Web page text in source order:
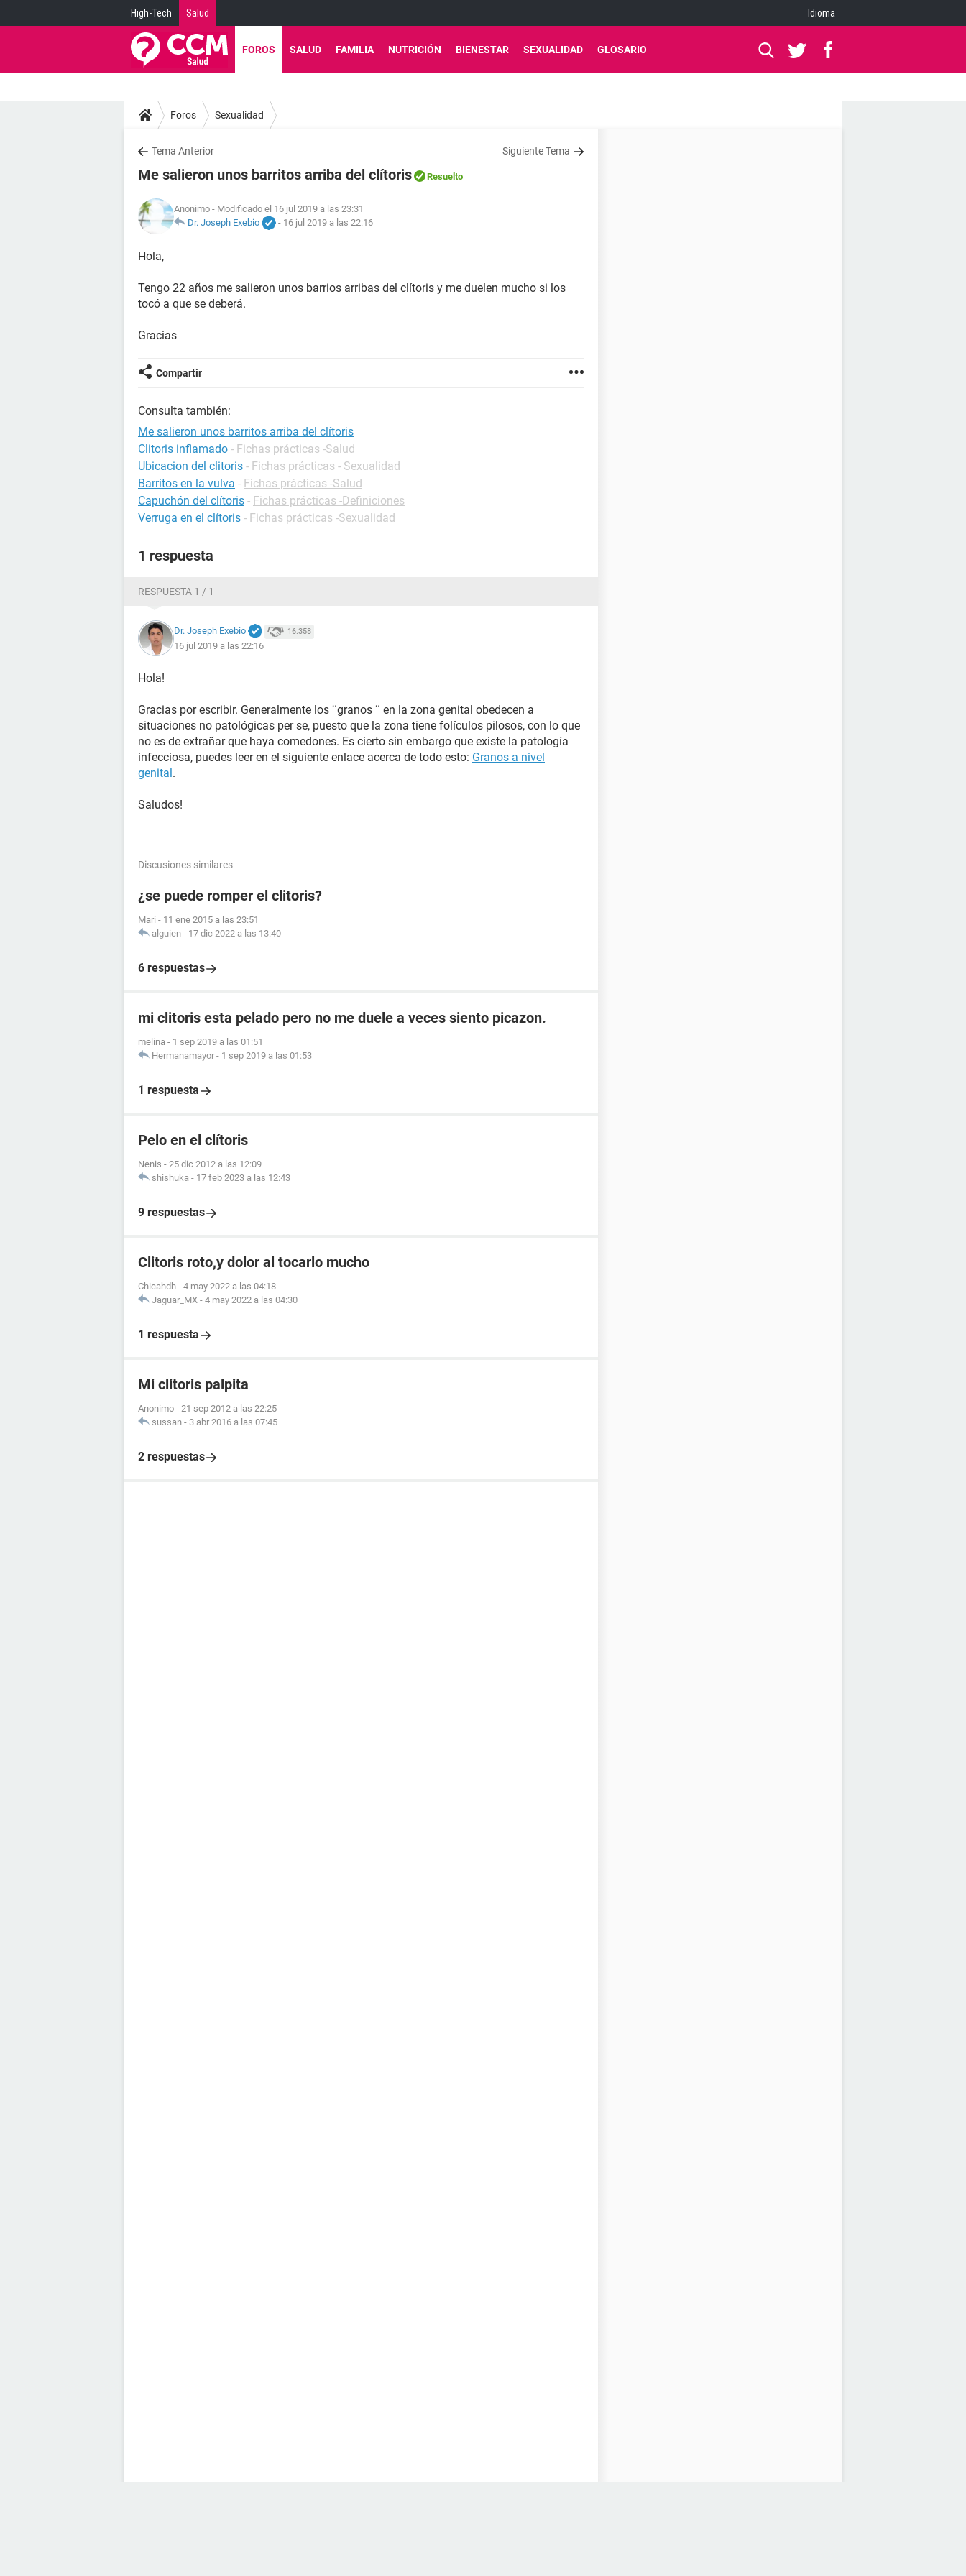
High-Tech Salud Idioma
FOROS SALUD FAMILIA NUTRICIÓN BIENESTAR SEXUALIDAD GLOSARIO
Foros Sexualidad
Tema Anterior Siguiente Tema
Me salieron unos barritos arriba del clítoris Resuelto
Anonimo - Modificado el 16 jul 2019 a las 23:31
Dr. Joseph Exebio
- 16 jul 2019 a las 22:16
Hola,
Tengo 22 años me salieron unos barrios arribas del clítoris y me duelen mucho si los
tocó a que se deberá.
Gracias
Compartir
Consulta también:
Me salieron unos barritos arriba del clítoris
Clitoris inflamado - Fichas prácticas -Salud
Ubicacion del clitoris - Fichas prácticas - Sexualidad
Barritos en la vulva - Fichas prácticas -Salud
Capuchón del clítoris - Fichas prácticas -Definiciones
Verruga en el clítoris - Fichas prácticas -Sexualidad
1 respuesta
RESPUESTA 1 / 1
Dr. Joseph Exebio 16.358
16 jul 2019 a las 22:16
Hola!
Gracias por escribir. Generalmente los ¨granos ¨ en la zona genital obedecen a
situaciones no patológicas per se, puesto que la zona tiene folículos pilosos, con lo que
no es de extrañar que haya comedones. Es cierto sin embargo que existe la patología
infecciosa, puedes leer en el siguiente enlace acerca de todo esto: Granos a nivel
genital.
Saludos!
Discusiones similares
¿se puede romper el clitoris?
Mari - 11 ene 2015 a las 23:51
alguien - 17 dic 2022 a las 13:40
6 respuestas
mi clitoris esta pelado pero no me duele a veces siento picazon.
melina - 1 sep 2019 a las 01:51
Hermanamayor - 1 sep 2019 a las 01:53
1 respuesta
Pelo en el clítoris
Nenis - 25 dic 2012 a las 12:09
shishuka - 17 feb 2023 a las 12:43
9 respuestas
Clitoris roto,y dolor al tocarlo mucho
Chicahdh - 4 may 2022 a las 04:18
Jaguar_MX - 4 may 2022 a las 04:30
1 respuesta
Mi clitoris palpita
Anonimo - 21 sep 2012 a las 22:25
sussan - 3 abr 2016 a las 07:45
2 respuestas